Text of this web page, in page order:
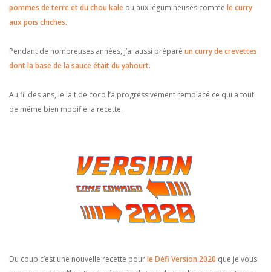
pommes de terre et du chou kale ou aux légumineuses comme le curry
aux pois chiches.
Pendant de nombreuses années, j’ai aussi préparé un curry de crevettes
dont la base de la sauce était du yahourt.
Au fil des ans, le lait de coco l’a progressivement remplacé ce qui a tout
de même bien modifié la recette.
Du coup c’est une nouvelle recette pourle Défi Version 2020 que je vous